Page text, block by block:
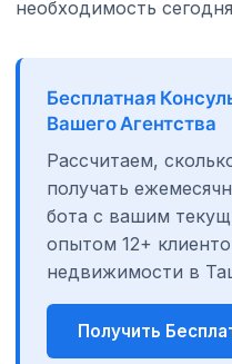
необходимость
Бесплатная
Вашего Агентства
Рассчитаем,
получать
бота с вашим
опытом 12+
недвижимости в
Получить